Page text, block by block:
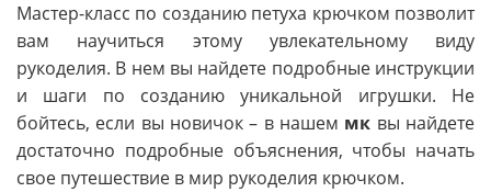
Мастер-класс по созданию петуха крючком позволит
вам научиться этому увлекательному виду
рукоделия. В нем вы найдете подробные инструкции
и шаги по созданию уникальной игрушки. Не
бойтесь, если вы новичок – в нашем мк вы найдете
достаточно подробные объяснения, чтобы начать
свое путешествие в мир рукоделия крючком.